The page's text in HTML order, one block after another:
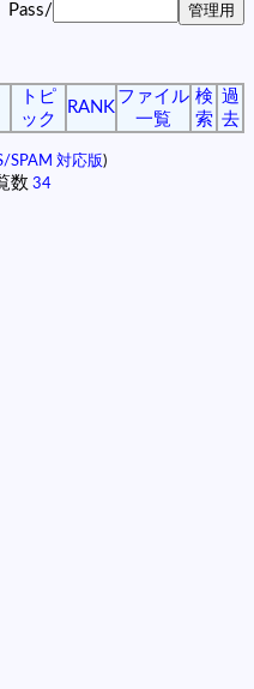
トピ
ック
RANK
ファイル
一覧
検
索
過
去
SPAM 対応版)
数 34